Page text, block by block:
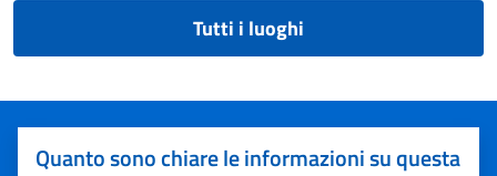
Tutti i luoghi
Quanto sono chiare le informazioni su questa